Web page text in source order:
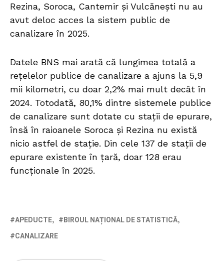
Rezina, Soroca, Cantemir și Vulcănești nu au
avut deloc acces la sistem public de
canalizare în 2025.
Datele BNS mai arată că lungimea totală a
rețelelor publice de canalizare a ajuns la 5,9
mii kilometri, cu doar 2,2% mai mult decât în
2024. Totodată, 80,1% dintre sistemele publice
de canalizare sunt dotate cu stații de epurare,
însă în raioanele Soroca și Rezina nu există
nicio astfel de stație. Din cele 137 de stații de
epurare existente în țară, doar 128 erau
funcționale în 2025.
APEDUCTE
BIROUL NAȚIONAL DE STATISTICĂ
CANALIZARE